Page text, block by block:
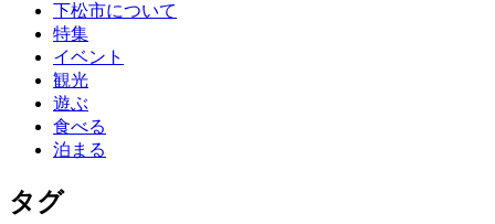
下松市について
特集
イベント
観光
遊ぶ
食べる
泊まる
タグ